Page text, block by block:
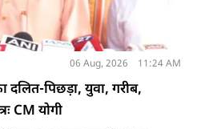
06 Aug, 2026 11:24 AM
पिछड़ा, युवा, गरीब,
CM योगी